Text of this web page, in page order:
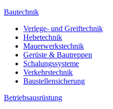
Bautechnik
Verlege- und Greiftechnik
Hebetechnik
Mauerwerkstechnik
Gerüste & Bautreppen
Schalungssysteme
Verkehrstechnik
Baustellensicherung
Betriebsausrüstung